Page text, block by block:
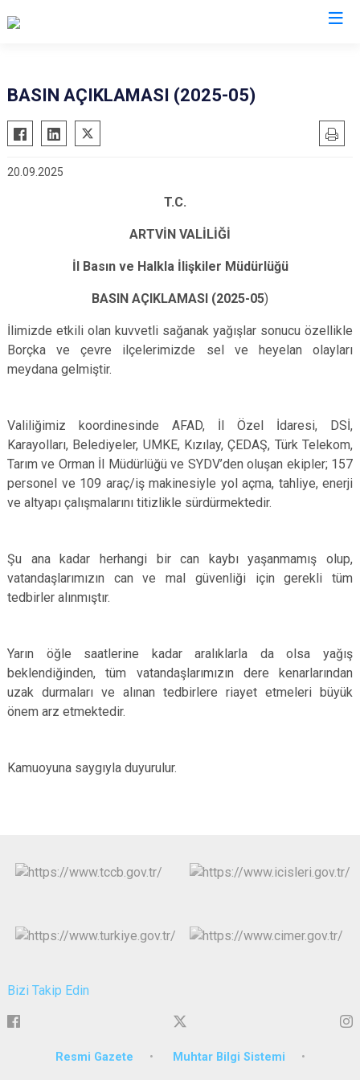
BASIN AÇIKLAMASI (2025-05)
20.09.2025
T.C.
ARTVİN VALİLİĞİ
İl Basın ve Halkla İlişkiler Müdürlüğü
BASIN AÇIKLAMASI (2025-05)
İlimizde etkili olan kuvvetli sağanak yağışlar sonucu özellikle
Borçka ve çevre ilçelerimizde sel ve heyelan olayları
meydana gelmiştir.
Valiliğimiz koordinesinde AFAD, İl Özel İdaresi, DSİ,
Karayolları, Belediyeler, UMKE, Kızılay, ÇEDAŞ, Türk Telekom,
Tarım ve Orman İl Müdürlüğü ve SYDV’den oluşan ekipler; 157
personel ve 109 araç/iş makinesiyle yol açma, tahliye, enerji
ve altyapı çalışmalarını titizlikle sürdürmektedir.
Şu ana kadar herhangi bir can kaybı yaşanmamış olup,
vatandaşlarımızın can ve mal güvenliği için gerekli tüm
tedbirler alınmıştır.
Yarın öğle saatlerine kadar aralıklarla da olsa yağış
beklendiğinden, tüm vatandaşlarımızın dere kenarlarından
uzak durmaları ve alınan tedbirlere riayet etmeleri büyük
önem arz etmektedir.
Kamuoyuna saygıyla duyurulur.
Bizi Takip Edin
Resmi Gazete Muhtar Bilgi Sistemi